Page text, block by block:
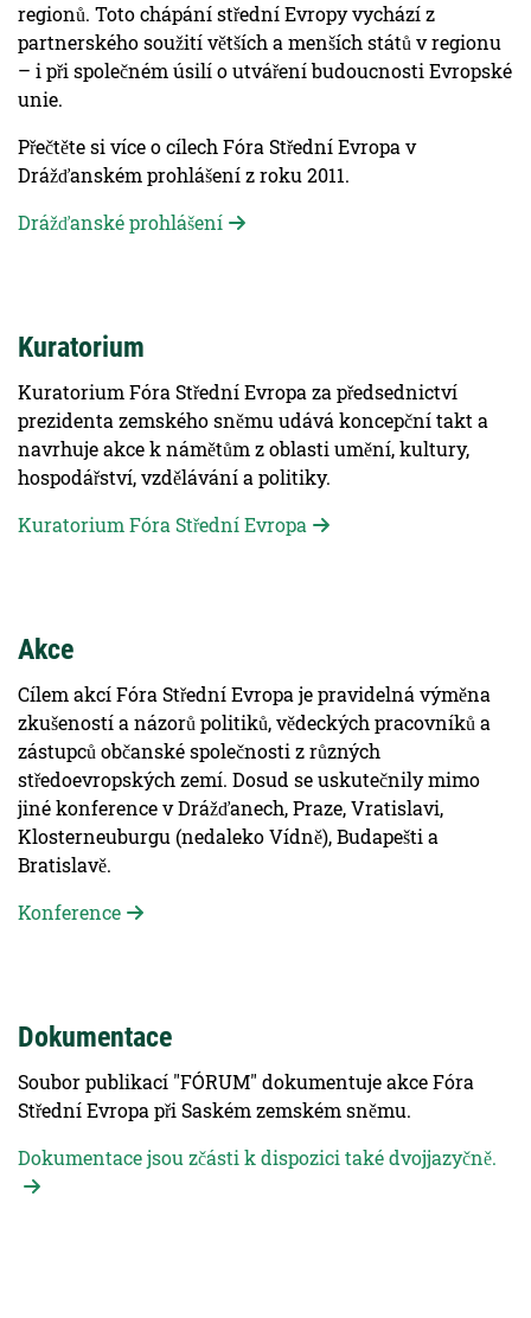
regionů. Toto chápání střední Evropy vychází z
partnerského soužití větších a menších států v regionu
– i při společném úsilí o utváření budoucnosti Evropské
unie.
Přečtěte si více o cílech Fóra Střední Evropa v
Drážďanském prohlášení z roku 2011.
Drážďanské prohlášení
Kuratorium
Kuratorium Fóra Střední Evropa za předsednictví
prezidenta zemského sněmu udává koncepční takt a
navrhuje akce k námětům z oblasti umění, kultury,
hospodářství, vzdělávání a politiky.
Kuratorium Fóra Střední Evropa
Akce
Cílem akcí Fóra Střední Evropa je pravidelná výměna
zkušeností a názorů politiků, vědeckých pracovníků a
zástupců občanské společnosti z různých
středoevropských zemí. Dosud se uskutečnily mimo
jiné konference v Drážďanech, Praze, Vratislavi,
Klosterneuburgu (nedaleko Vídně), Budapešti a
Bratislavě.
Konference
Dokumentace
Soubor publikací "FÓRUM" dokumentuje akce Fóra
Střední Evropa při Saském zemském sněmu.
Dokumentace jsou zčásti k dispozici také dvojjazyčně.